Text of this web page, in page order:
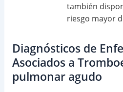
también
riesgo mayor
Diagnósticos de
Asociados a
pulmonar agudo